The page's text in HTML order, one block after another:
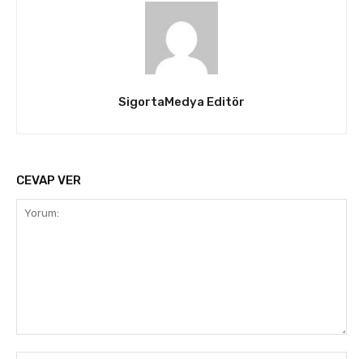
SigortaMedya Editör
CEVAP VER